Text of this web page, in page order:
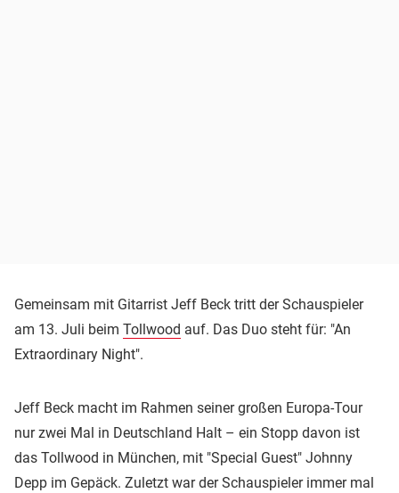
Gemeinsam mit Gitarrist Jeff Beck tritt der Schauspieler
am 13. Juli beim Tollwood auf. Das Duo steht für: "An
Extraordinary Night".
Jeff Beck macht im Rahmen seiner großen Europa-Tour
nur zwei Mal in Deutschland Halt – ein Stopp davon ist
das Tollwood in München, mit "Special Guest" Johnny
Depp im Gepäck. Zuletzt war der Schauspieler immer mal